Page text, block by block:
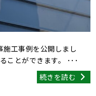
工事例を公開しまし
ことができます。 ･･･
続きを読む